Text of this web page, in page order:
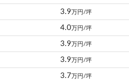
3.9万円/坪
4.0万円/坪
3.9万円/坪
3.9万円/坪
3.7万円/坪